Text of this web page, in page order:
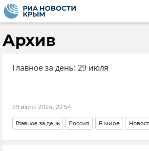
Архив
Главное за день: 29 июля
29 июля 2024, 22:54
Главное за день Россия В мире
Общество Политика